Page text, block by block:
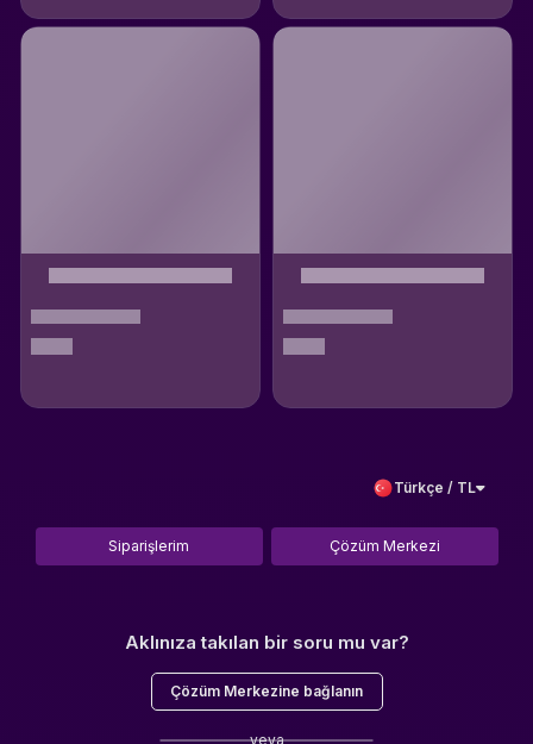
Türkçe / TL
Siparişlerim Çözüm Merkezi
Aklınıza takılan bir soru mu var?
Çözüm Merkezine bağlanın
veya